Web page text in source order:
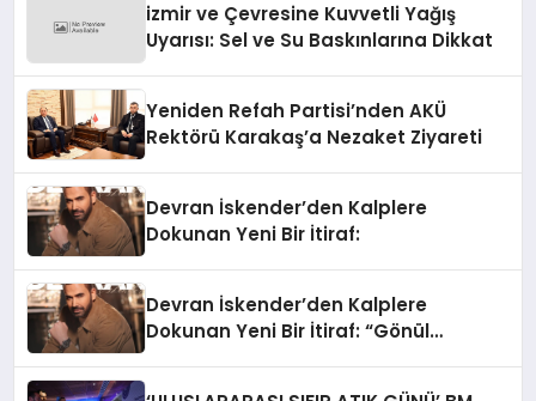
izmir ve Çevresine Kuvvetli Yağış
Uyarısı: Sel ve Su Baskınlarına Dikkat
Yeniden Refah Partisi’nden AKÜ
Rektörü Karakaş’a Nezaket Ziyareti
Devran İskender’den Kalplere
Dokunan Yeni Bir İtiraf:
Devran İskender’den Kalplere
Dokunan Yeni Bir İtiraf: “Gönül